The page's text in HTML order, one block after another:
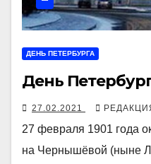
ДЕНЬ ПЕТЕРБУРГА
День
27.02.2021
27 февраля 1901 года
на Чернышёвой (ныне